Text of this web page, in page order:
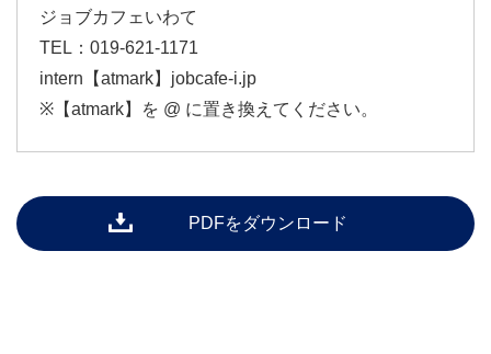
ジョブカフェいわて
TEL：019-621-1171
intern【atmark】jobcafe-i.jp
※【atmark】を @ に置き換えてください。
PDFをダウンロード